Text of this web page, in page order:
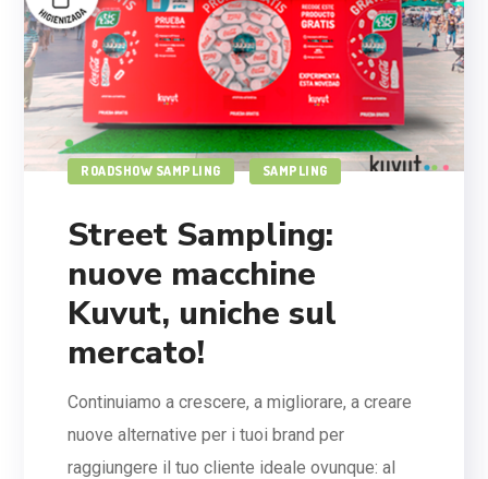
ROADSHOW SAMPLING SAMPLING
Street Sampling:
nuove macchine
Kuvut, uniche sul
mercato!
Continuiamo a crescere, a migliorare, a creare
nuove alternative per i tuoi brand per
raggiungere il tuo cliente ideale ovunque: al